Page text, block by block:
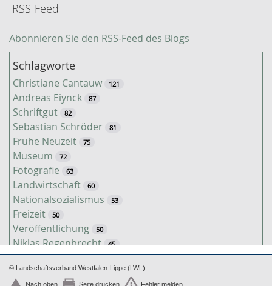
RSS-Feed
Abonnieren Sie den RSS-Feed des Blogs
Schlagworte
Christiane Cantauw 121
Andreas Eiynck 87
Schriftgut 82
Sebastian Schröder 81
Frühe Neuzeit 75
Museum 72
Fotografie 63
Landwirtschaft 60
Nationalsozialismus 53
Freizeit 50
Veröffentlichung 50
Niklas Regenbrecht 45
Kaiserzeit
Tiere 38
© Landschaftsverband Westfalen-Lippe (LWL)
Nach oben Seite drucken Fehler melden